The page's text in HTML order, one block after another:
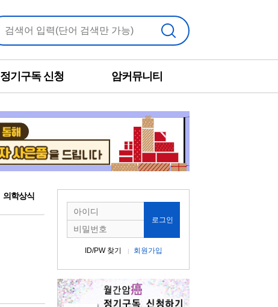
검색
정기구독 신청 암커뮤니티
의학상식
로그인
ID/PW 찾기 회원가입